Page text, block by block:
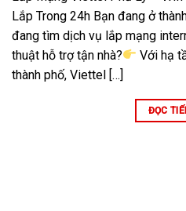
Lắp Trong 24h Bạn đang ở
đang tìm dịch vụ lắp mạng
thuật hỗ trợ tận nhà?
Với hạ
thành phố, Viettel […]
ĐỌC